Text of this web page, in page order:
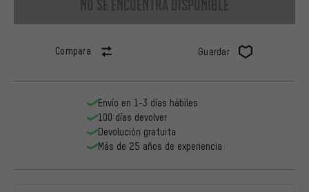
no se encuentra disponible
Compara Guardar
Envío en 1-3 días hábiles
100 días devolver
Devolución gratuita
Más de 25 años de experiencia